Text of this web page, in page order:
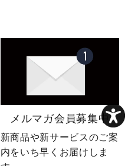
メルマガ会員募集中
新商品や新サービスのご案
内をいち早くお届けしま